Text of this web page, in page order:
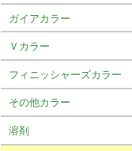
ガイアカラー
Ｖカラー
フィニッシャーズカラー
その他カラー
溶剤